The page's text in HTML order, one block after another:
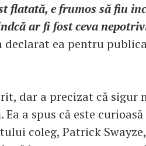
flatată, e frumos să fiu
ar fi fost ceva
declarat ea pentru
dar a precizat că sigur
a spus că este
coleg, Patrick